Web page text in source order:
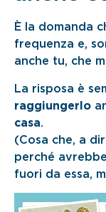
È la domanda
frequenza e,
anche tu, che
La risposa è
raggiungerlo
casa.
(Cosa che, a
perché
fuori da essa,